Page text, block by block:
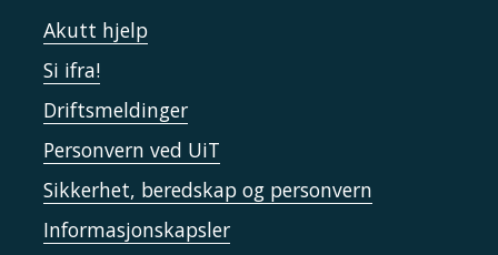
Akutt hjelp
Si ifra!
Driftsmeldinger
Personvern ved UiT
Sikkerhet, beredskap og personvern
Informasjonskapsler